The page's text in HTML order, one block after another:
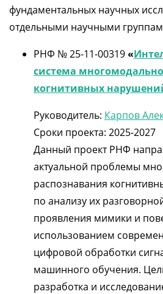
фундаментальных научных
отдельными научными
РНФ № 25-11-00319«
система
когнитивных
Руководитель: Карпов
Сроки проекта: 2025-2027
Данный проект РНФ
актуальной проблемы
распознавания
по анализу их
проявления мимики и
использованием
цифровой обработки
машинного обучения.
разработка и